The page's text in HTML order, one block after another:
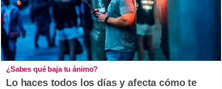
¿Sabes qué baja tu ánimo?
Lo haces todos los días y afecta cómo te